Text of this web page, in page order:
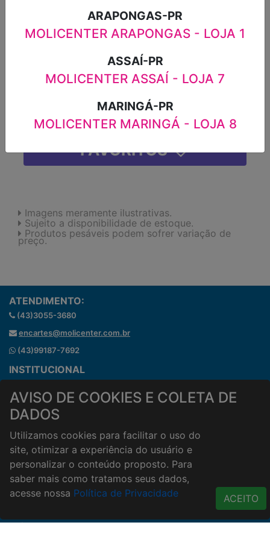
R$24,98
ADICIONAR
FAVORITOS
Imagens meramente ilustrativas.
Sujeito a disponibilidade de estoque.
Produtos pesáveis podem sofrer variação de
preço.
ARAPONGAS-PR
MOLICENTER ARAPONGAS - LOJA 1
ASSAÍ-PR
MOLICENTER ASSAÍ - LOJA 7
MARINGÁ-PR
MOLICENTER MARINGÁ - LOJA 8
AVISO DE COOKIES E COLETA DE
DADOS
Utilizamos cookies para facilitar o uso do
site, otimizar a experiência do usuário e
personalizar o conteúdo proposto. Para
saber mais como tratamos seus dados,
acesse nossa Política de Privacidade ACEITO
ATENDIMENTO:
(43)3055-3680
encartes@molicenter.com.br
(43)99187-7692
INSTITUCIONAL
Horários de atendimento
HORÁRIOS E ENTREGA
Formas de Pagamento
Horários de Entrega
Taxa de entrega
Cidades Atendidas
ACESSO RÁPIDO
Política de Privacidade